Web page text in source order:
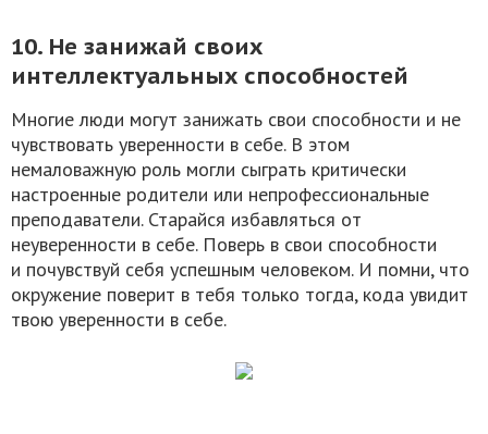
10. Не занижай своих
интеллектуальных способностей
Многие люди могут занижать свои способности и не
чувствовать уверенности в себе. В этом
немаловажную роль могли сыграть критически
настроенные родители или непрофессиональные
преподаватели. Старайся избавляться от
неуверенности в себе. Поверь в свои способности
и почувствуй себя успешным человеком. И помни, что
окружение поверит в тебя только тогда, кода увидит
твою уверенности в себе.